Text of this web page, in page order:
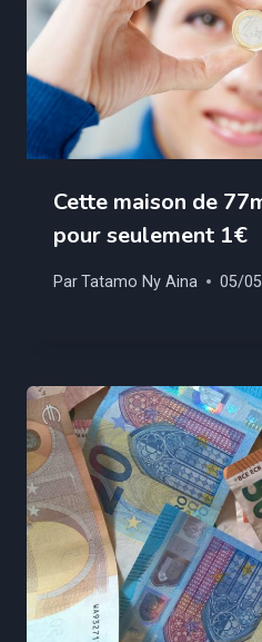
Cette maison de
pour seulement 1€
ParTatamo Ny Aina 05/